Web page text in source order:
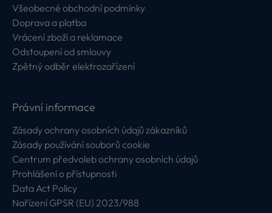
Všeobecné obchodní podmínky
Doprava a platba
Vrácení zboží a reklamace
Odstoupení od smlouvy
Zpětný odběr elektrozařízení
Právní informace
Zásady ochrany osobních údajů zákazníků
Zásady používání souborů cookie
Centrum předvoleb ochrany osobních údajů
Prohlášení o přístupnosti
Data Act Policy
Nařízení GPSR (EU) 2023/988